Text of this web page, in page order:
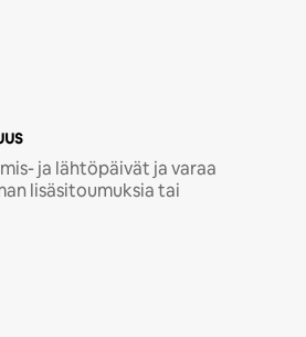
ja lähtöpäivät ja varaa
lisäsitoumuksia tai